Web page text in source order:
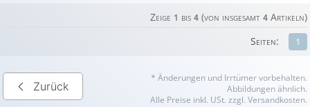
Zeige 1 bis 4(von insgesamt 4Artikeln)
1
Seiten:
Zurück
* Änderungen und Irrtümer vorbehalten.
Abbildungen ähnlich.
Alle Preise inkl. USt. zzgl. Versandkosten.